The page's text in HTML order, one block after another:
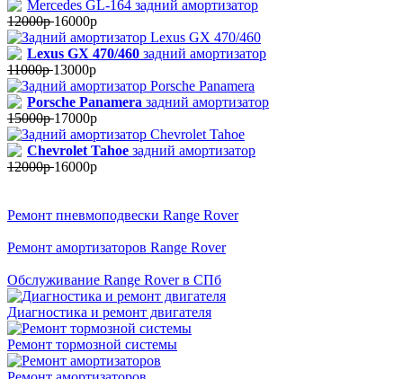
Mercedes GL-164 задний амортизатор
12000р16000р
Lexus GX 470/460 задний амортизатор
11000р13000р
Porsche Panamera задний амортизатор
15000р17000р
Chevrolet Tahoe задний амортизатор
12000р16000р
Ремонт пневмоподвески Range Rover
Ремонт амортизаторов Range Rover
Обслуживание Range Rover в СПб
Диагностика и ремонт двигателя
Ремонт тормозной системы